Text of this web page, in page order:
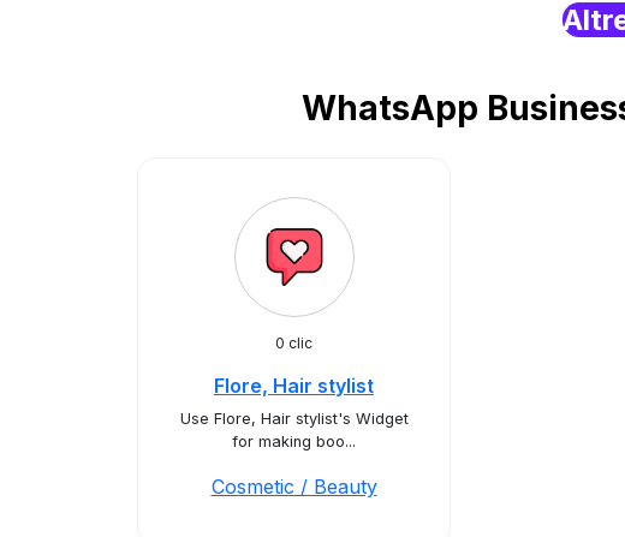
WhatsApp
0 clic
Flore, Hair stylist
Use Flore, Hair stylist's Widget
for making boo...
Cosmetic / Beauty